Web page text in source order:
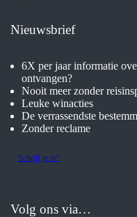
Nieuwsbrief
6X per jaar informatie
ontvangen?
Nooit meer zonder
Leuke winacties
De verrassendste
Zonder reclame
Schrijf je in!
Volg ons via…